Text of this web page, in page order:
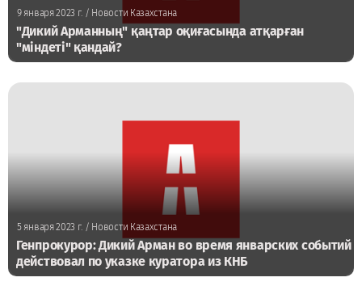
9 января 2023 г. / Новости Казахстана
"Дикий Арманның" қаңтар оқиғасында атқарған
"міндеті" қандай?
5 января 2023 г. / Новости Казахстана
Генпрокурор: Дикий Арман во время январских событий
действовал по указке куратора из КНБ